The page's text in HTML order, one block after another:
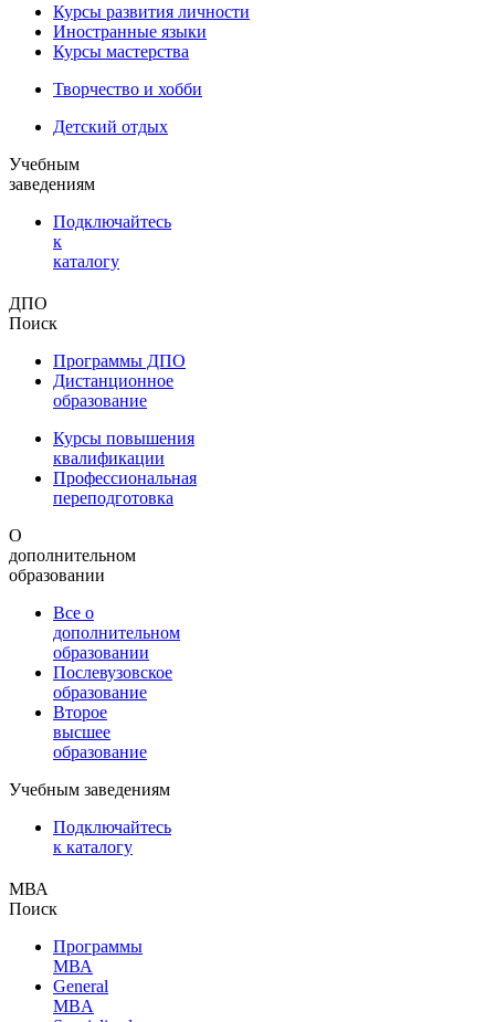
Курсы развития личности
Иностранные языки
Курсы мастерства
Творчество и хобби
Детский отдых
Учебным
заведениям
Подключайтесь
к
каталогу
ДПО
Поиск
Программы ДПО
Дистанционное
образование
Курсы повышения
квалификации
Профессиональная
переподготовка
О
дополнительном
образовании
Все о
дополнительном
образовании
Послевузовское
образование
Второе
высшее
образование
Учебным заведениям
Подключайтесь
к каталогу
МВА
Поиск
Программы
МВА
General
MBA